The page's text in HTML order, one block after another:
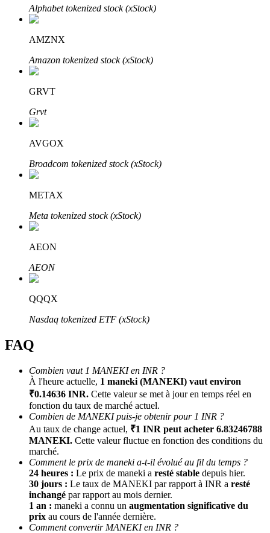
Bitrue
AI
Partenaires Bitrue
Affiliés Bitrue
Jusqu'à 65 % de commissions !
Parrainage
Invitez un ami pour recevoir des récompenses en espèces
BTC Welcome Rewards
Alphabet tokenized stock (xStock)
AMZNX
Amazon tokenized stock (xStock)
GRVT
Grvt
AVGOX
Broadcom tokenized stock (xStock)
METAX
Meta tokenized stock (xStock)
AEON
AEON
QQQX
Nasdaq tokenized ETF (xStock)
FAQ
Combien vaut 1 MANEKI en INR ?
À l'heure actuelle, 1 maneki (MANEKI) vaut environ
₹0.14636 INR. Cette valeur se met à jour en temps réel en
fonction du taux de marché actuel.
Combien de MANEKI puis-je obtenir pour 1 INR ?
Au taux de change actuel, ₹1 INR peut acheter 6.83246788
MANEKI. Cette valeur fluctue en fonction des conditions du
marché.
Comment le prix de maneki a-t-il évolué au fil du temps ?
24 heures : Le prix de maneki a resté stable depuis hier.
30 jours : Le taux de MANEKI par rapport à INR a resté
inchangé par rapport au mois dernier.
1 an : maneki a connu un augmentation significative du
prix au cours de l'année dernière.
Comment convertir MANEKI en INR ?